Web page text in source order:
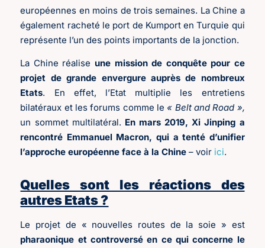
européennes en moins de trois semaines. La Chine a
également racheté le port de Kumport en Turquie qui
représente l’un des points importants de la jonction.
La Chine réalise une mission de conquête pour ce
projet de grande envergure auprès de nombreux
Etats. En effet, l’Etat multiplie les entretiens
bilatéraux et les forums comme le « Belt and Road »,
un sommet multilatéral. En mars 2019, Xi Jinping a
rencontré Emmanuel Macron, qui a tenté d’unifier
l’approche européenne face à la Chine– voir ici.
Quelles sont les réactions des
autres Etats ?
Le projet de « nouvelles routes de la soie » est
pharaonique et controversé en ce qui concerne le